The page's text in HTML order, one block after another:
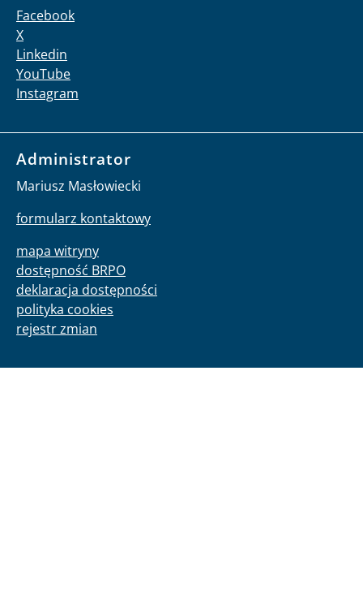
Facebook
X
Linkedin
YouTube
Instagram
Administrator
Mariusz Masłowiecki
formularz kontaktowy
mapa witryny
dostępność BRPO
deklaracja dostępności
polityka cookies
rejestr zmian